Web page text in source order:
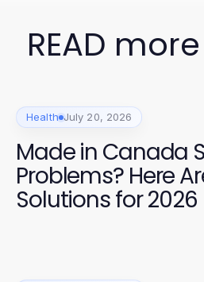
READ
Health July 20, 2026
Made in Canada
Problems? Here
Solutions for 2026